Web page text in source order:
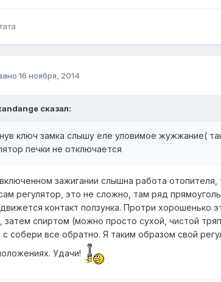
16 ноября, 2014
сказал:
ключ замка слышу еле уловимое жужжание(
печки не отключается
зажигании слышна работа
регулятор, это не сложно, там ряд
контакт ползунка. Протри хорошенько
затем спиртом (можно просто сухой, чистой
с собери все обратно. Я таким образом свой
Удачи!